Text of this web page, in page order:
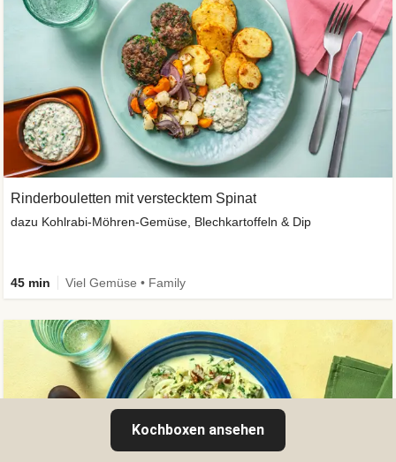
Rinderbouletten mit verstecktem Spinat
dazu Kohlrabi-Möhren-Gemüse, Blechkartoffeln & Dip
45 min Viel Gemüse • Family
Kochboxen ansehen